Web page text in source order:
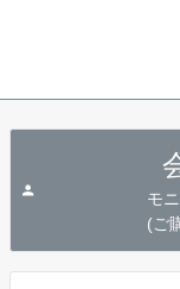
モ
(ご